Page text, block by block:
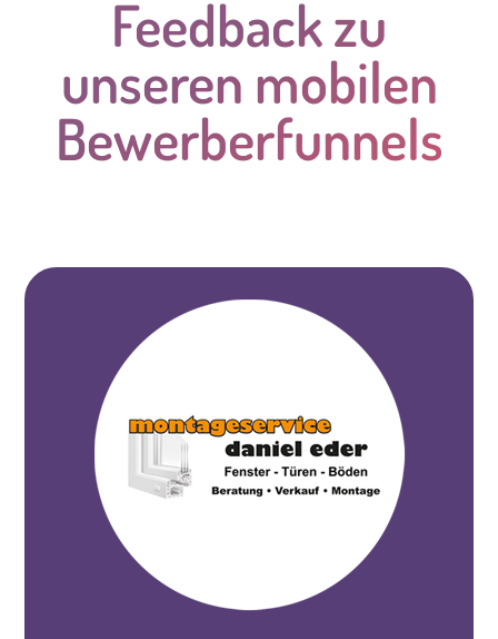
Feedback zu
unseren mobilen
Bewerberfunnels